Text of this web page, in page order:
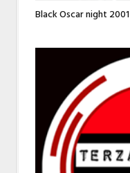
Black Oscar night 2001